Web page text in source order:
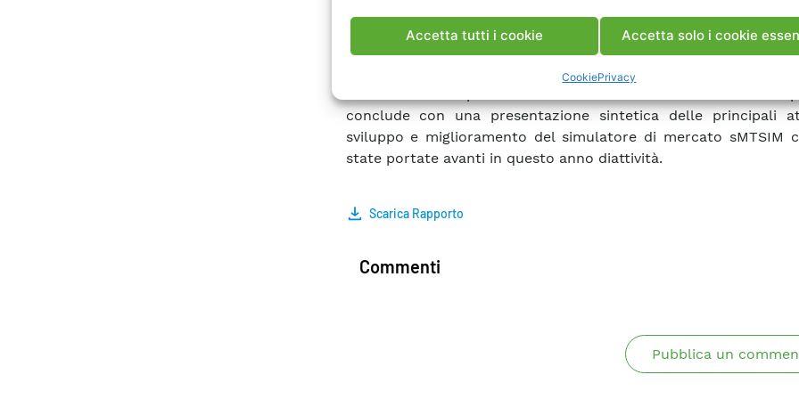
Accetta tutti i cookie Accetta solo i cookie
CookiePrivacy
offerte su MGP, che è stata utilizzata per predisporre la
sviluppata. Si presentano, inoltre, i risultati di uno studio
sulle conseguenze per il nostro Paese di un possibile market
conclude con una presentazione sintetica delle principali
sviluppo e miglioramento del simulatore di mercato sMTSIM
state portate avanti in questo anno diattività.
Scarica Rapporto
Commenti
Pubblica un